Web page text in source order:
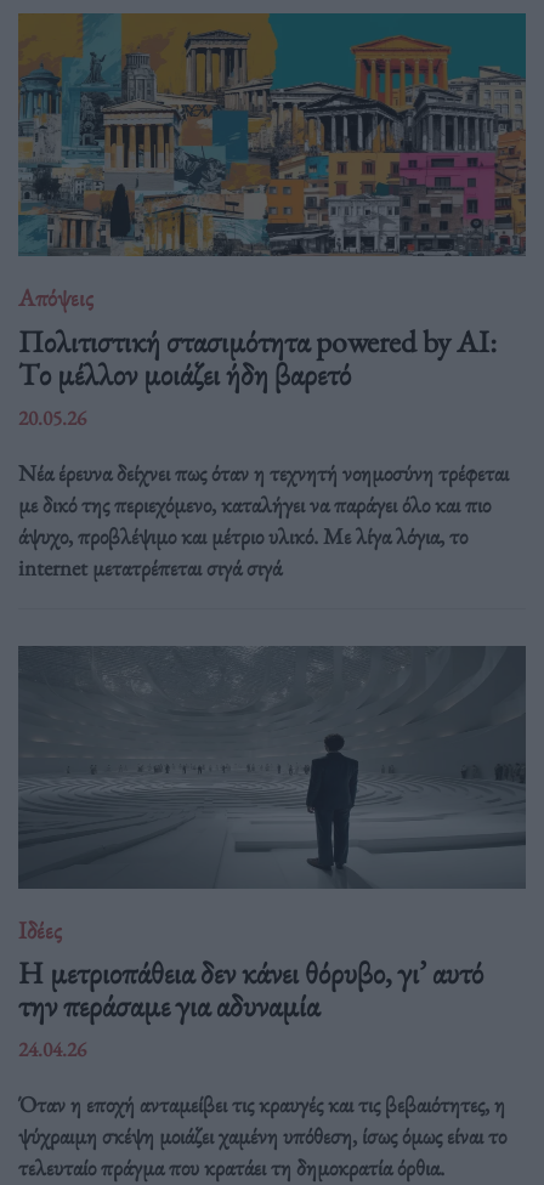
Απόψεις
Πολιτιστική στασιμότητα powered by AI:
Tο μέλλον μοιάζει ήδη βαρετό
20.05.26
Νέα έρευνα δείχνει πως όταν η τεχνητή νοημοσύνη τρέφεται
με δικό της περιεχόμενο, καταλήγει να παράγει όλο και πιο
άψυχο, προβλέψιμο και μέτριο υλικό. Με λίγα λόγια, το
internet μετατρέπεται σιγά σιγά
Ιδέες
Η μετριοπάθεια δεν κάνει θόρυβο, γι’ αυτό
την περάσαμε για αδυναμία
24.04.26
Όταν η εποχή ανταμείβει τις κραυγές και τις βεβαιότητες, η
ψύχραιμη σκέψη μοιάζει χαμένη υπόθεση, ίσως όμως είναι το
τελευταίο πράγμα που κρατάει τη δημοκρατία όρθια.